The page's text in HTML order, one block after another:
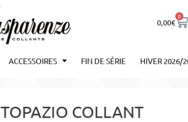
0,00€
0
ACCESSOIRES FIN DE SÉRIE HIVER 2026/
TOPAZIO COLLANT